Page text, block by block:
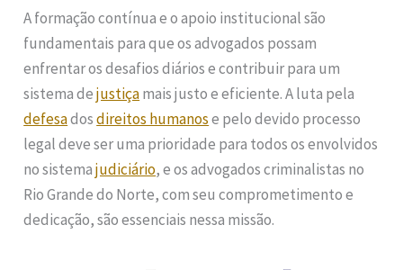
A formação contínua e o apoio institucional são
fundamentais para que os advogados possam
enfrentar os desafios diários e contribuir para um
sistema dejustiçamais justo e eficiente. A luta pela
defesadosdireitos humanose pelo devido processo
legal deve ser uma prioridade para todos os envolvidos
no sistemajudiciário, e os advogados criminalistas no
Rio Grande do Norte, com seu comprometimento e
dedicação, são essenciais nessa missão.